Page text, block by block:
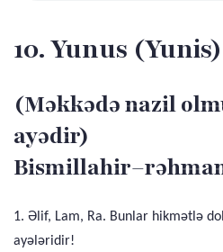
10. Yunus
(Məkkədə nazil
ayədir)
1. Əlif, Lam, Ra. Bunlar hikmətlə
ayələridir!